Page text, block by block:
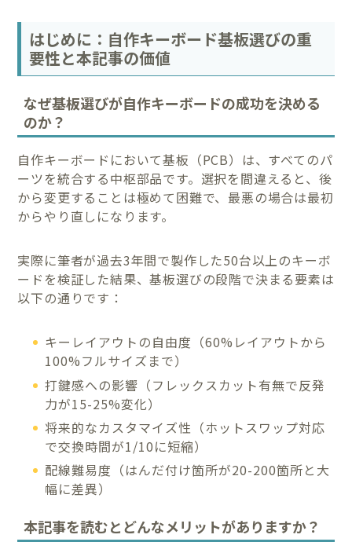
はじめに：自作キーボード基板選びの重
要性と本記事の価値
なぜ基板選びが自作キーボードの成功を決める
のか？
自作キーボードにおいて基板（PCB）は、すべてのパ
ーツを統合する中枢部品です。選択を間違えると、後
から変更することは極めて困難で、最悪の場合は最初
からやり直しになります。
実際に筆者が過去3年間で製作した50台以上のキーボ
ードを検証した結果、基板選びの段階で決まる要素は
以下の通りです：
キーレイアウトの自由度（60%レイアウトから
100%フルサイズまで）
打鍵感への影響（フレックスカット有無で反発
力が15-25%変化）
将来的なカスタマイズ性（ホットスワップ対応
で交換時間が1/10に短縮）
配線難易度（はんだ付け箇所が20-200箇所と大
幅に差異）
本記事を読むとどんなメリットがありますか？